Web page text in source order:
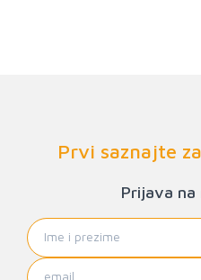
Prvi saznajte
Prijava